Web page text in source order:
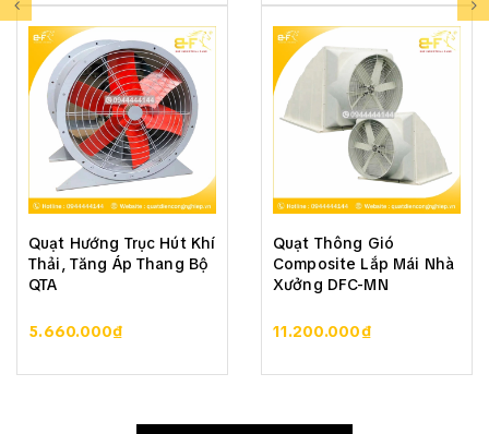
Quạt Hướng Trục Hút Khí
Thải, Tăng Áp Thang Bộ
QTA
5.660.000₫
Quạt Thông Gió
Composite Lắp Mái Nhà
Xưởng DFC-MN
11.200.000₫